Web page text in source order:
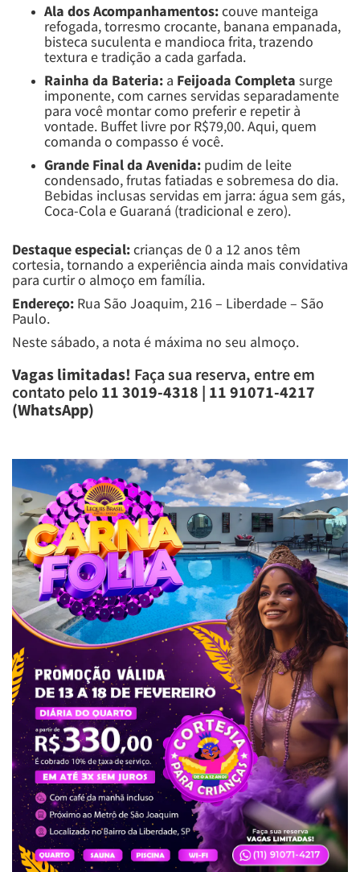
Ala dos Acompanhamentos:couve manteiga
refogada, torresmo crocante, banana empanada,
bisteca suculenta e mandioca frita, trazendo
textura e tradição a cada garfada.
Rainha da Bateria: a Feijoada Completa surge
imponente, com carnes servidas separadamente
para você montar como preferir e repetir à
vontade. Buffet livre por R$79,00. Aqui, quem
comanda o compasso é você.
Grande Final da Avenida: pudim de leite
condensado, frutas fatiadas e sobremesa do dia.
Bebidas inclusas servidas em jarra: água sem gás,
Coca-Cola e Guaraná (tradicional e zero).
Destaque especial:crianças de 0 a 12 anos têm
cortesia, tornando a experiência ainda mais convidativa
para curtir o almoço em família.
Endereço: Rua São Joaquim, 216 – Liberdade – São
Paulo.
Neste sábado, a nota é máxima no seu almoço.
Vagas limitadas! Faça sua reserva, entre em
contato pelo 11 3019-4318 | 11 91071-4217
(WhatsApp)